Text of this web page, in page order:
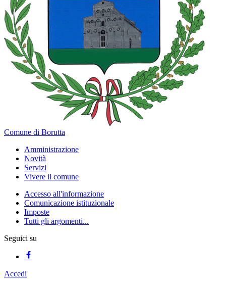
Comune di Borutta
Amministrazione
Novità
Servizi
Vivere il comune
Accesso all'informazione
Comunicazione istituzionale
Imposte
Tutti gli argomenti...
Seguici su
Accedi